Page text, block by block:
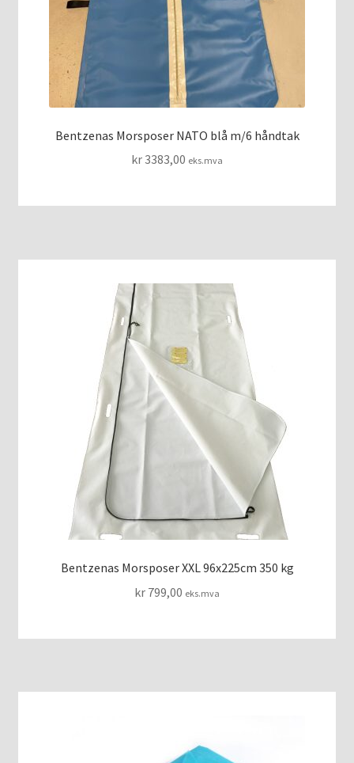
Bentzenas Morsposer NATO blå m/6 håndtak
kr3383,00 eks.mva
Bentzenas Morsposer XXL 96x225cm 350 kg
kr 799,00 eks.mva